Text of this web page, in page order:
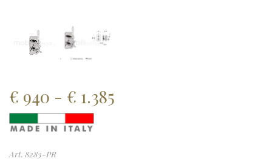
€ 940 - € 1.385
Art. 8283-PR